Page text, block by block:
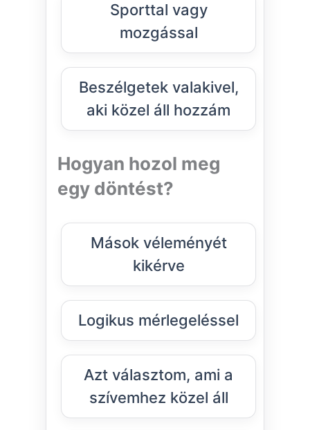
Sporttal vagy
mozgással
Beszélgetek valakivel,
aki közel áll hozzám
Hogyan hozol meg
egy döntést?
Mások véleményét
kikérve
Logikus mérlegeléssel
Azt választom, ami a
szívemhez közel áll